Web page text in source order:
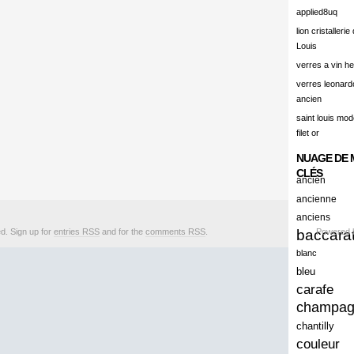
alisation
amazing
america
amiante
ancien
ancienes
ancienne
anciennes
anciens
ancient
anecdotes
applied8uq
lion cristallerie
Louis
verres a vin
verres
ancien
saint louis
filet or
NUAGE DE
CLÉS
ancien
ancienne
anciens
blanc
bleu
carafe
chantilly
couleur
Sign up for entries RSS and for the comments RSS Powered